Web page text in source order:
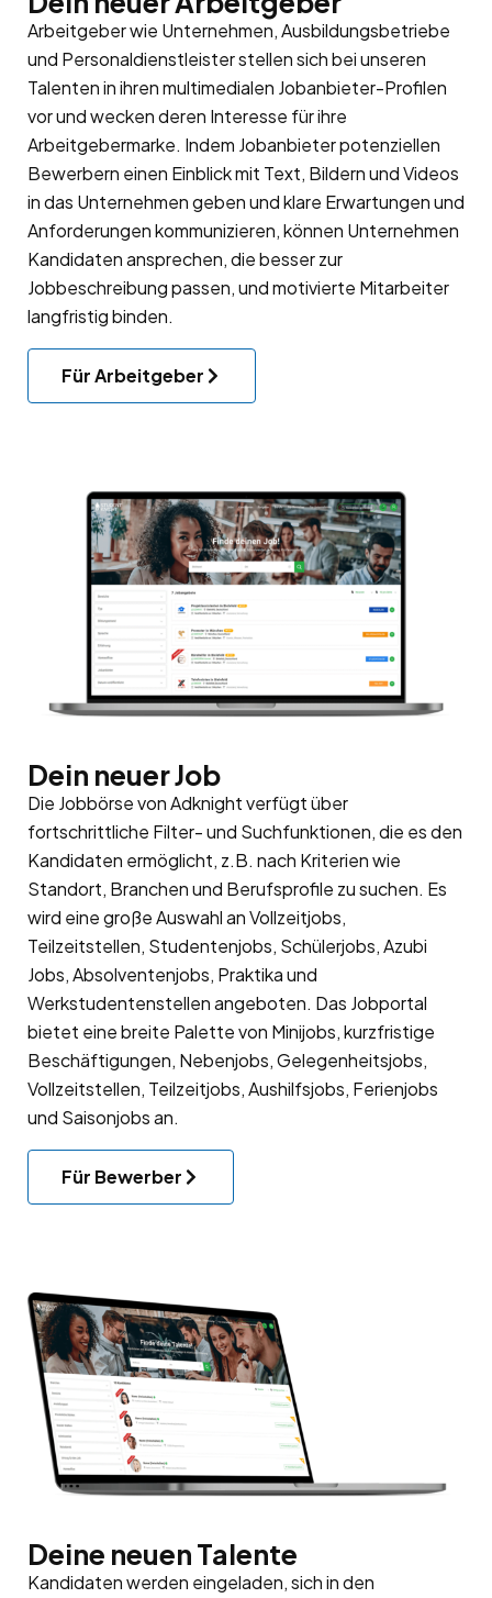
Arbeitgeber wie Unternehmen, Ausbildungsbetriebe
und Personaldienstleister stellen sich bei unseren
Talenten in ihren multimedialen Jobanbieter-Profilen
vor und wecken deren Interesse für ihre
Arbeitgebermarke. Indem Jobanbieter potenziellen
Bewerbern einen Einblick mit Text, Bildern und Videos
in das Unternehmen geben und klare Erwartungen und
Anforderungen kommunizieren, können Unternehmen
Kandidaten ansprechen, die besser zur
Jobbeschreibung passen, und motivierte Mitarbeiter
langfristig binden.
Für Arbeitgeber
Dein neuer Job
Die Jobbörse von Adknight verfügt über
fortschrittliche Filter- und Suchfunktionen, die es den
Kandidaten ermöglicht, z.B. nach Kriterien wie
Standort, Branchen und Berufsprofile zu suchen. Es
wird eine große Auswahl an Vollzeitjobs,
Teilzeitstellen, Studentenjobs, Schülerjobs, Azubi
Jobs, Absolventenjobs, Praktika und
Werkstudentenstellen angeboten. Das Jobportal
bietet eine breite Palette von Minijobs, kurzfristige
Beschäftigungen, Nebenjobs, Gelegenheitsjobs,
Vollzeitstellen, Teilzeitjobs, Aushilfsjobs, Ferienjobs
und Saisonjobs an.
Für Bewerber
Deine neuen Talente
Kandidaten werden eingeladen, sich in den